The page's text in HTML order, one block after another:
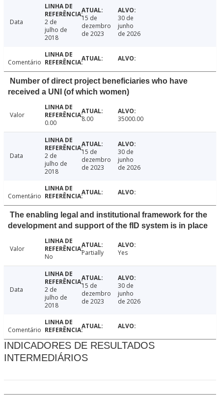
Data
2 de
julho de
2018
15 de
dezembro
de 2023
30 de
junho
de 2026
Comentário
Number of direct project beneficiaries who have
received a UNI (of which women)
Valor
0.00
8.00 35000.00
Data
2 de
julho de
2018
15 de
dezembro
de 2023
30 de
junho
de 2026
Comentário
The enabling legal and institutional framework for the
development and support of the fID system is in place
Valor
No
Partially Yes
Data
2 de
julho de
2018
15 de
dezembro
de 2023
30 de
junho
de 2026
Comentário
INDICADORES DE RESULTADOS
INTERMEDIÁRIOS